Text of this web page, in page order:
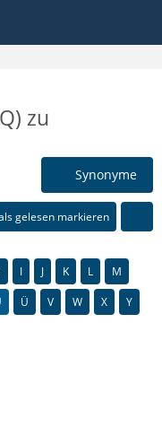
zu
Synonyme
gelesen markieren
I J K L
M
Ü V W X
Y